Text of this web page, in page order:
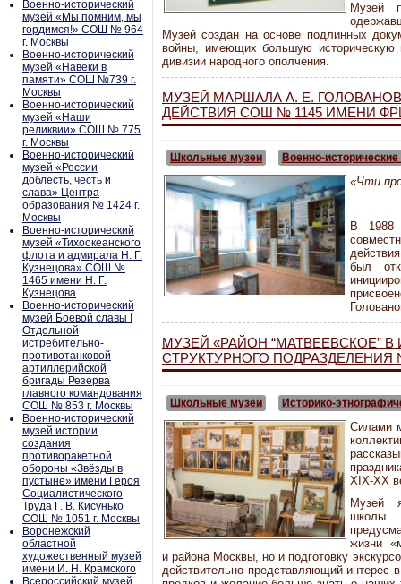
Военно-исторический
музей «Мы помним, мы
гордимся!» СОШ № 964
г. Москвы
Военно-исторический
музей «Навеки в
памяти» СОШ №739 г.
Москвы
Военно-исторический
музей «Наши
реликвии» СОШ № 775
г. Москвы
Военно-исторический
музей «России
доблесть, честь и
слава» Центра
образования № 1424 г.
Москвы
Военно-исторический
музей «Тихоокеанского
флота и адмирала Н. Г.
Кузнецова» СОШ №
1465 имени Н. Г.
Кузнецова
Военно-исторический
музей Боевой славы I
Отдельной
истребительно-
противотанковой
артиллерийской
бригады Резерва
главного командования
СОШ № 853 г. Москвы
Военно-исторический
музей истории
создания
противоракетной
обороны «Звёзды в
пустыне» имени Героя
Социалистического
Труда Г. В. Кисунько
СОШ № 1051 г. Москвы
Воронежский
областной
художественный музей
имени И. Н. Крамского
Всероссийский музей
Музей
Музей создан на основе подлинных
войны, имеющих большую историческую
дивизии народного ополчения.
МУЗЕЙ МАРШАЛА А. Е.
ДЕЙСТВИЯ СОШ № 1145 ИМЕНИ
Школьные музеи Военно-
«Чти
В 1988
был
МУЗЕЙ «РАЙОН “МАТВЕЕВСКОЕ”
СТРУКТУРНОГО
Школьные музеи Историко-
Силами
XIX-XX
Музей
жизни
и района Москвы, но и подготовку
действительно представляющий интерес